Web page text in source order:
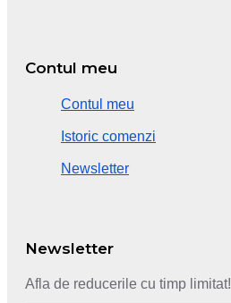
Contul meu
Contul meu
Istoric comenzi
Newsletter
Newsletter
Afla de reducerile cu timp limitat!